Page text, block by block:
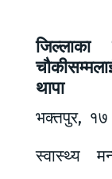
जिल्लाका
थापा
भक्तपुर, १७
स्वास्थ्य